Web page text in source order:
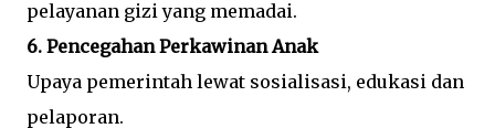
pelayanan gizi yang memadai.
6. Pencegahan Perkawinan Anak
Upaya pemerintah lewat sosialisasi, edukasi dan
pelaporan.